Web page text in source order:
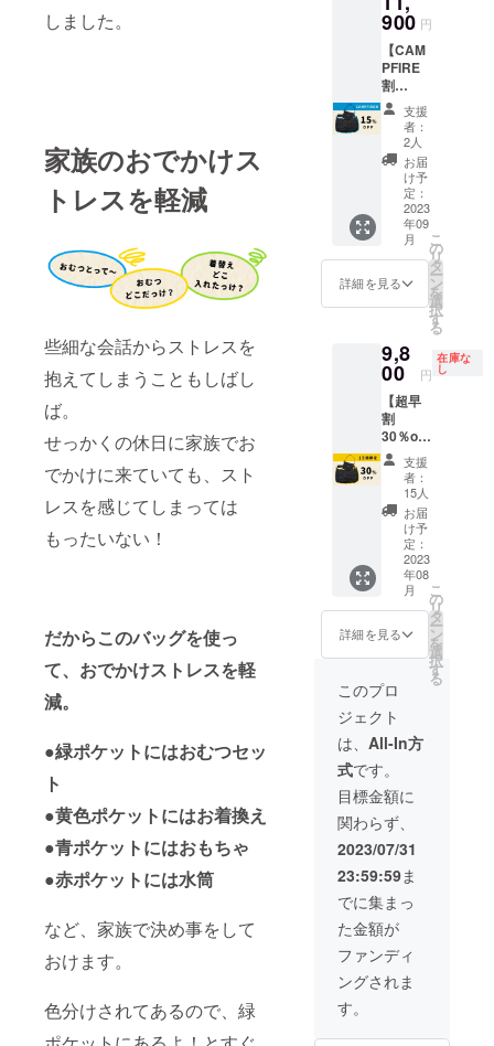
しました。
家族のおでかけス
トレスを軽減
些細な会話からストレスを
抱えてしまうこともしばし
ば。
せっかくの休日に家族でお
でかけに来ていても、スト
レスを感じてしまっては
もったいない！
だからこのバッグを使っ
て、おでかけストレスを軽
減。
●緑ポケットにはおむつセッ
ト
●黄色ポケットにはお着換え
●青ポケットにはおもちゃ
●赤ポケットには水筒
など、家族で決め事をして
おけます。
色分けされてあるので、緑
ます。
(土)まで
にご支
援いた
だいた
方限定
リター
ンとな
りま
す。 ※
衣装等
のご用
意はご
せん。
※9:00~
17:00の
定して
おりま
す。
（案内
を含め
て所要
時間30
分を予
定して
おりま
す。）
※時間は
先着順
のた
め、希
えない
場合が
ます。
（空い
ている
時間が
知りた
い等は
ご予約
前に弊
社まで
問い合
わせく
ださ
い。）
【備考
欄に参
加人
数、希
望の時
送料が
かかり
ます。
900 円
【CAM
PFIRE
割
15％off
】販売
予定価
格
¥14,000
15%OF
F「おや
とこ
バッ
グ」送
料込
み。※沖
縄、北
域、海
外発送
は別途
送料が
かかり
ます。
支援
者：
2人
お届
け予
定：
2023
年09
月
詳細を見る
こ
の
リ
タ
ー
ン
を
選
択
す
る
9,8
00 円
在庫な
し
【超早
割
30％off
】販売
予定価
¥14,000
30%OF
F「おや
とこ
バッ
グ」送
料込
み。※沖
縄、北
海道地
域、海
外発送
は別途
送料が
かかり
ます。
支援
者：
15人
お届
け予
定：
2023
年08
月
詳細を見る
こ
の
リ
タ
ー
ン
を
選
択
す
る
このプロ
ジェクト
は、 All-In方
式です。
目標金額に
関わらず、
2023/07/31
23:59:59ま
でに集まっ
た金額が
ファンディ
ングされま
す。